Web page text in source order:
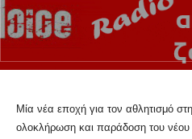
Μία νέα εποχή για τον αθλητισμό
ολοκλήρωση και παράδοση του νέου